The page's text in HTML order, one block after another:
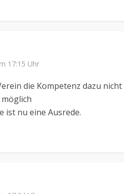
17:15 Uhr
die Kompetenz dazu
ist nu eine Ausrede.